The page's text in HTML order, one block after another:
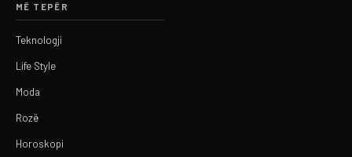
MË TEPËR
Teknologji
Life Style
Moda
Rozë
Horoskopi